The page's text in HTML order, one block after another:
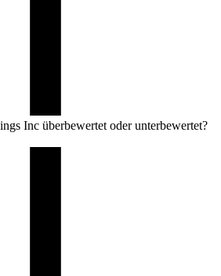
Inc überbewertet oder unterbewertet?